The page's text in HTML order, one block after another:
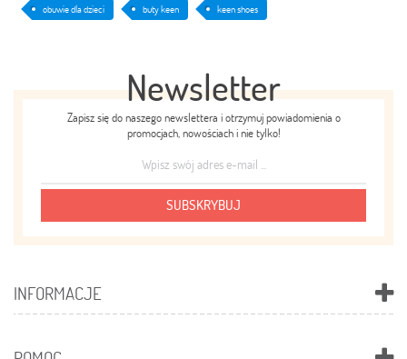
obuwie dla dzieci
buty keen keen shoes
Newsletter
Zapisz się do naszego newslettera i otrzymuj powiadomienia o
promocjach, nowościach i nie tylko!
SUBSKRYBUJ
INFORMACJE